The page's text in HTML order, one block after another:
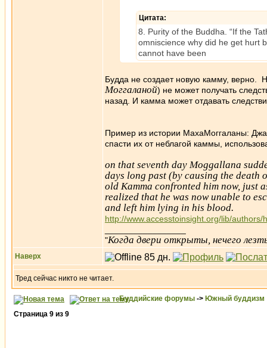
Цитата:
8. Purity of the Buddha. “If the
omniscience why did he get hurt
cannot have been
Будда не создает новую камму, верно.
Моггаланой) не может получать
назад. И камма может отдавать
Пример из истории МахаМоггаланы:
спасти их от неблагой каммы,
on that seventh day Moggallana
days long past (by causing the death
old Kamma confronted him now, just
realized that he was now unable to
and left him lying in his blood.
http://www.accesstoinsight.org/lib/
"Когда двери открыты, нечего
Наверх
Тред сейчас никто не читает.
Буддийские форумы -> Южный буддизм
Страница 9 из 9